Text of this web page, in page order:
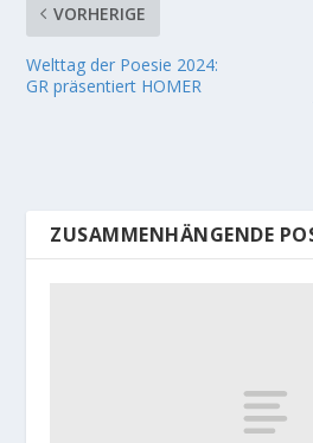
VORHERIGE
Welttag der Poesie 2024:
GR präsentiert HOMER
ZUSAMMENHÄNGENDE